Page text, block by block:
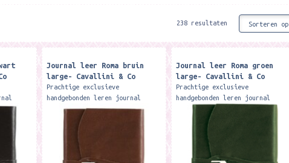
238 resultaten Sorteren op
en
Journal leer Roma bruin
large- Cavallini & Co
Prachtige exclusieve
handgebonden leren journal
met 416 ongelinieerde creme
kleurige pagina's Met flap en
knoopsluiting, zachte...
Journal leer Roma groen
large- Cavallini & Co
Prachtige exclusieve
handgebonden leren journal
met 416 ongelinieerde creme
kleurige pagina's Met flap en